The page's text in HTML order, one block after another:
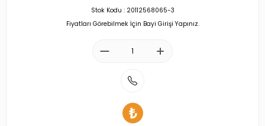
Stok Kodu : 20112568065-3
Fiyatları Görebilmek İçin Bayi Girişi Yapınız.